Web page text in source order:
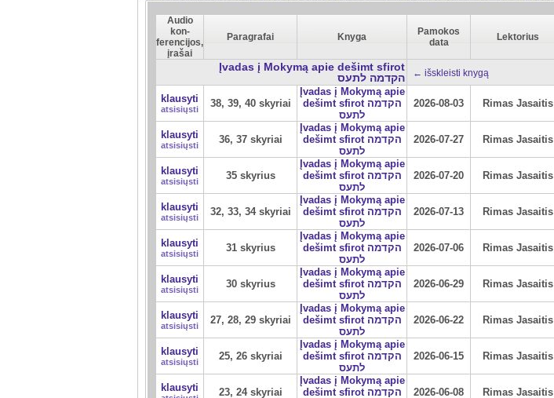
Audio
kon-
ferencijos,
įrašai
Paragrafai Knyga
Pamokos
data
Lektorius
Įvadas į Mokymą apie dešimt sfirot
הקדמה לתעס
← išskleisti knygą
klausyti
atsisiųsti 38, 39, 40 skyriai
Įvadas į Mokymą apie
dešimt sfirot הקדמה
לתעס
2026-08-03 Rimas Jasaitis
klausyti
atsisiųsti 36, 37 skyriai
Įvadas į Mokymą apie
dešimt sfirot הקדמה
לתעס
2026-07-27 Rimas Jasaitis
klausyti
atsisiųsti 35 skyrius
Įvadas į Mokymą apie
dešimt sfirot הקדמה
לתעס
2026-07-20 Rimas Jasaitis
klausyti
atsisiųsti 32, 33, 34 skyriai
Įvadas į Mokymą apie
dešimt sfirot הקדמה
לתעס
2026-07-13 Rimas Jasaitis
klausyti
atsisiųsti 31 skyrius
Įvadas į Mokymą apie
dešimt sfirot הקדמה
לתעס
2026-07-06 Rimas Jasaitis
klausyti
atsisiųsti 30 skyrius
Įvadas į Mokymą apie
dešimt sfirot הקדמה
לתעס
2026-06-29 Rimas Jasaitis
klausyti
atsisiųsti 27, 28, 29 skyriai
Įvadas į Mokymą apie
dešimt sfirot הקדמה
לתעס
2026-06-22 Rimas Jasaitis
klausyti
atsisiųsti 25, 26 skyriai
Įvadas į Mokymą apie
dešimt sfirot הקדמה
לתעס
2026-06-15 Rimas Jasaitis
klausyti 23, 24 skyriai
Įvadas į Mokymą apie
dešimt sfirot הקדמה
2026-06-08 Rimas Jasaitis